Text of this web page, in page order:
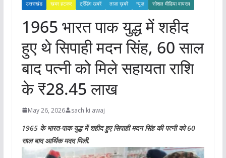
उत्तराखंड खबर हटकर ट्रेंडिंग खबरें ताज़ा ख़बरें न्यूज़ सोशल मीडिया वायरल
1965 भारत पाक युद्ध में शहीद
हुए थे सिपाही मदन सिंह, 60 साल
बाद पत्नी को मिले सहायता राशि
के ₹28.45 लाख
May 26, 2026 sach ki awaj
1965 के भारत-पाक युद्ध में शहीद हुए सिपाही मदन सिंह की पत्नी को 60
साल बाद आर्थिक मदद मिली.